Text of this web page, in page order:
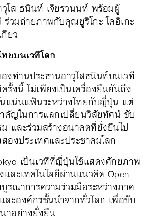
โส ธนินท์ เจียรวนนท์ พร้อมผู้
ร่วมถ่ายภาพกับคุณยูริโกะ โคอิเกะ
ยว
ยบนเวทีโลก
งท่านประธานอาวุโสธนินท์บนเวที
รั้งนี้ ไม่เพียงเป็นเครื่องยืนยันถึง
แน่นแฟ้นระหว่างไทยกับญี่ปุ่น แต่
คัญในการแลกเปลี่ยนวิสัยทัศน์ ขับ
และร่วมสร้างอนาคตที่ยั่งยืนไป
องประเทศและประชาคมโลก
เป็นเวทีที่ญี่ปุ่นใช้แสดงศักยภาพ
ละเทคโนโลยีผ่านแนวคิด Open
บูรณาการความร่วมมือระหว่างภาค
ะองค์กรชั้นนำจากทั่วโลก เพื่อขับ
าอย่างยั่งยืน